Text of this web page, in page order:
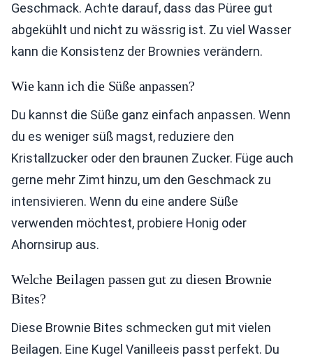
Geschmack. Achte darauf, dass das Püree gut
abgekühlt und nicht zu wässrig ist. Zu viel Wasser
kann die Konsistenz der Brownies verändern.
Wie kann ich die Süße anpassen?
Du kannst die Süße ganz einfach anpassen. Wenn
du es weniger süß magst, reduziere den
Kristallzucker oder den braunen Zucker. Füge auch
gerne mehr Zimt hinzu, um den Geschmack zu
intensivieren. Wenn du eine andere Süße
verwenden möchtest, probiere Honig oder
Ahornsirup aus.
Welche Beilagen passen gut zu diesen Brownie
Bites?
Diese Brownie Bites schmecken gut mit vielen
Beilagen. Eine Kugel Vanilleeis passt perfekt. Du